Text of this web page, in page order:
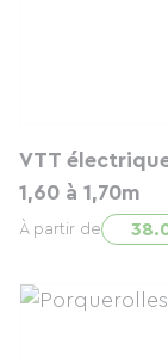
VTT
1,60 à 1,70m
À partir de